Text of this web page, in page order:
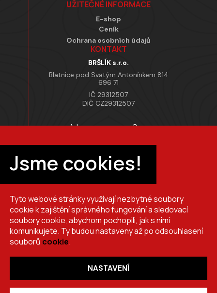
Jsme cookies!
Tyto webové stránky využívají nezbytné soubory
cookie k zajištění správného fungování a sledovací
soubory cookie, abychom pochopili, jak s nimi
komunikujete. Ty budou nastaveny až po odsouhlasení
souborů cookie.
NASTAVENÍ
UŽITEČNÉ INFORMACE
E-shop
Ceník
Ochrana osobních údajů
KONTAKT
BRŠLÍK s.r.o.
Blatnice pod Svatým Antonínkem 814
696 71
IČ 29312507
DIČ CZ29312507
Adresa provozovny Brno
Pracovní doba
Po–Pá 7:00 – 15:30
+420 725 510 044
obchod@brslik.cz
BRŠLÍK, s.r.o.. Všechna práva vyhrazena.